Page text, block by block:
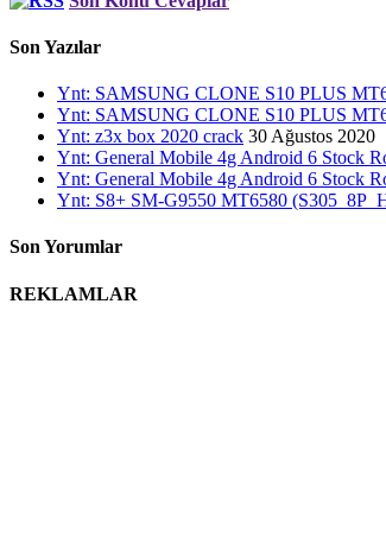
Son Yazılar
Ynt: SAMSUNG CLONE S10 PLUS
Ynt: SAMSUNG CLONE S10 PLUS
Ynt: z3x box 2020 crack 30 Ağustos 2020
Ynt: General Mobile 4g Android 6 Stock
Ynt: General Mobile 4g Android 6 Stock
Ynt: S8+ SM-G9550 MT6580
Son Yorumlar
REKLAMLAR